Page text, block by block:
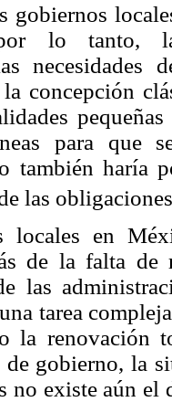
gobiernos
lo tanto,
la concepción
para que
también haría
las
locales en
de la falta de
las
tarea
la renovación
gobierno, la
no existe aún